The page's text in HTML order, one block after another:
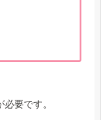
要です。